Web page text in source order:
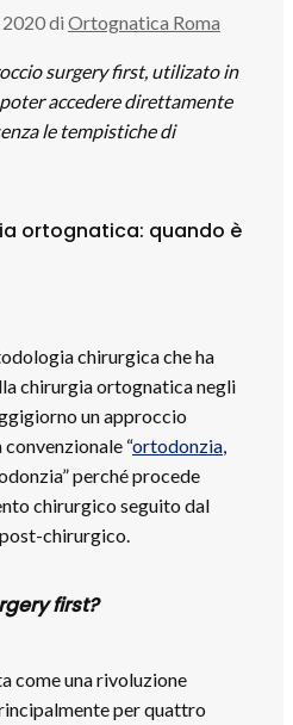
2020di Ortognatica Roma
surgery first, utilizato in
accedere direttamente
le tempistiche di
ortognatica: quando è
chirurgica che ha
chirurgia ortognaticanegli
un approccio
“ortodonzia,
perché procede
chirurgico seguito dal
chirurgico.
first?
come una rivoluzione
per quattro